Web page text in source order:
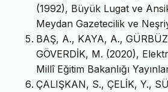
(1992), Büyük Lugat ve
Meydan Gazetecilik ve
BAŞ, A., KAYA, A.,
GÖVERDİK, M. (2020),
Millî Eğitim Bakanlığı
ÇALIŞKAN, S., ÇELİK, Y.,